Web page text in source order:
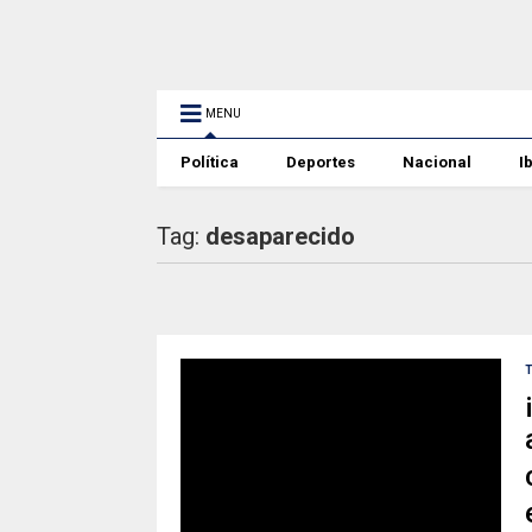
MENU
Política Deportes Nacional
Tag: desaparecido